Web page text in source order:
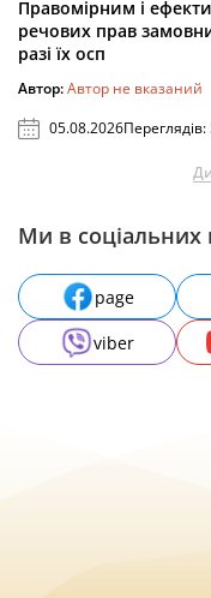
Правомірним і
речових прав
разі їх осп
Автор:Автор не вказаний
05.08.2026Переглядів:
Ми в соціальних
page
viber